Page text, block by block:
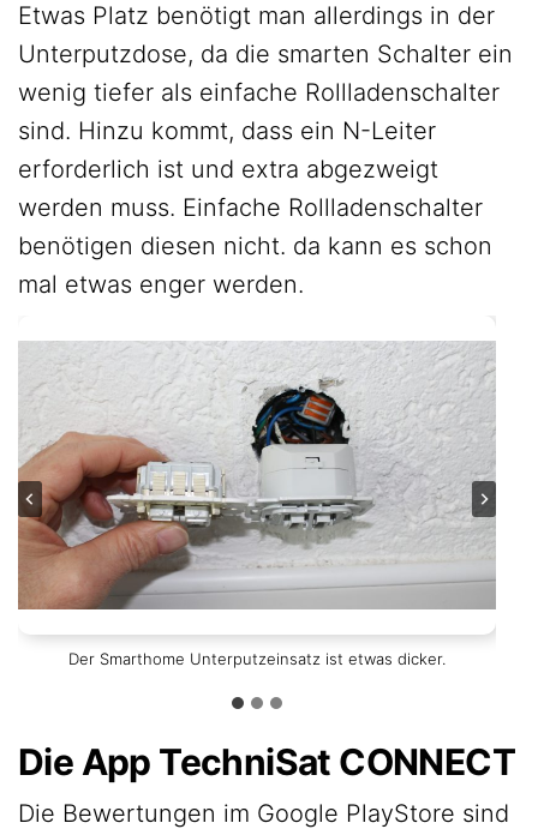
Etwas Platz benötigt man allerdings in der
Unterputzdose, da die smarten Schalter ein
wenig tiefer als einfache Rollladenschalter
sind. Hinzu kommt, dass ein N-Leiter
erforderlich ist und extra abgezweigt
werden muss. Einfache Rollladenschalter
benötigen diesen nicht. da kann es schon
mal etwas enger werden.
Der Smarthome Unterputzeinsatz ist etwas dicker.
Lässt sich jedoch wie jeder andere Schalter einbauen.
Abgedeckt wurde mit Wippen von Busch-Jäger.
Die App TechniSat CONNECT
Die Bewertungen im Google PlayStore sind